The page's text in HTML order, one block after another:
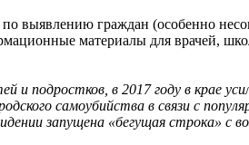
выявлению граждан (особенно
материалы для врачей,
и подростков, в 2017 году в крае
самоубийства в связи с
запущена «бегущая строка»